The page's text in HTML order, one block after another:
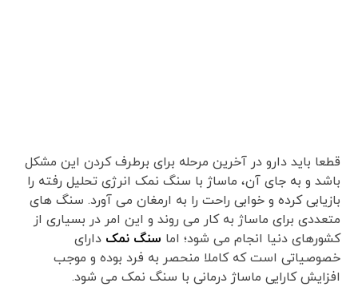
قطعا باید دارو در آخرین مرحله برای برطرف کردن این مشکل
باشد و به جای آن، ماساژ با سنگ نمک انرژی تحلیل رفته را
بازیابی کرده و خوابی راحت را به ارمغان می آورد. سنگ های
متعددی برای ماساژ به کار می روند و این امر در بسیاری از
کشورهای دنیا انجام می شود؛ اما سنگ نمک دارای
خصوصیاتی است که کاملا منحصر به فرد بوده و موجب
افزایش کارایی ماساژ درمانی با سنگ نمک می شود.